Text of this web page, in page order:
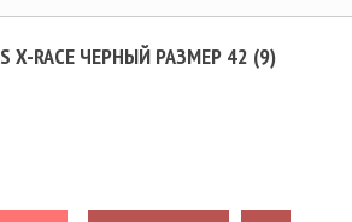
X-RACE ЧЕРНЫЙ РАЗМЕР 42 (9)